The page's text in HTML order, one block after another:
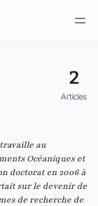
2
Articles
au
Océaniques et
doctorat en 2006 à
sur le devenir de
de recherche de